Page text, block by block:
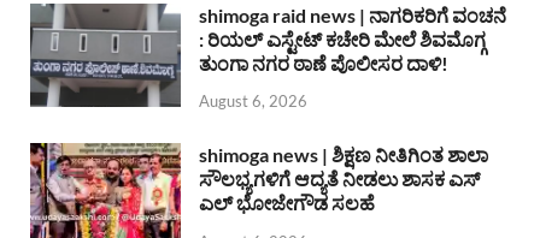
shimoga raid news | ನಾಗರಿಕರಿಗೆ ವಂಚನೆ
: ರಿಯಲ್ ಎಸ್ಟೇಟ್ ಕಚೇರಿ ಮೇಲೆ ಶಿವಮೊಗ್ಗ
ತುಂಗಾ ನಗರ ಠಾಣೆ ಪೊಲೀಸರ ದಾಳಿ!
August 6, 2026
shimoga news | ಶಿಕ್ಷಣ ನೀತಿಗಿಂತ ಶಾಲಾ
ಸೌಲಭ್ಯಗಳಿಗೆ ಆದ್ಯತೆ ನೀಡಲು ಶಾಸಕ ಎಸ್
ಎಲ್ ಭೋಜೇಗೌಡ ಸಲಹೆ